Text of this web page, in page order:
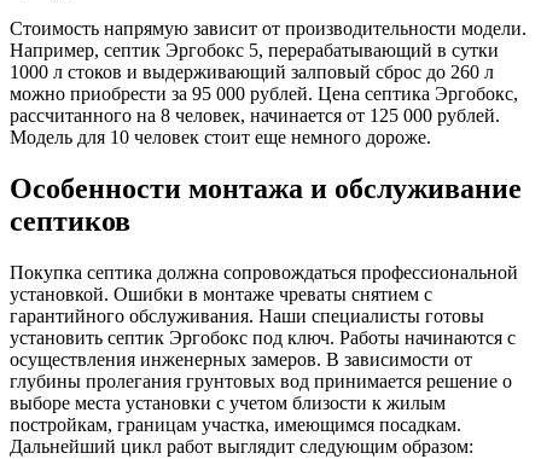
Стоимость напрямую зависит от производительности модели.
Например, септик Эргобокс 5, перерабатывающий в сутки
1000 л стоков и выдерживающий залповый сброс до 260 л
можно приобрести за 95 000 рублей. Цена септика Эргобокс,
рассчитанного на 8 человек, начинается от 125 000 рублей.
Модель для 10 человек стоит еще немного дороже.
Особенности монтажа и обслуживание
септиков
Покупка септика должна сопровождаться профессиональной
установкой. Ошибки в монтаже чреваты снятием с
гарантийного обслуживания. Наши специалисты готовы
установить септик Эргобокс под ключ. Работы начинаются с
осуществления инженерных замеров. В зависимости от
глубины пролегания грунтовых вод принимается решение о
выборе места установки с учетом близости к жилым
постройкам, границам участка, имеющимся посадкам.
Дальнейший цикл работ выглядит следующим образом: